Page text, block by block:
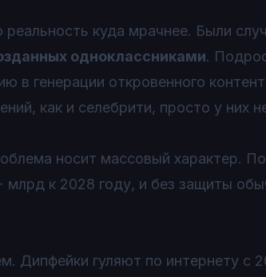
куда мрачнее. Были
одноклассниками.
в генерации откровенного
как и селебрити, просто у них
носит массовый характер.
млрд к 2028 году, и без защиты
Дипфейки гуляют по интернету с